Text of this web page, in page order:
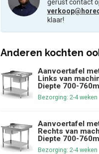
gerust contact
klaar!
Anderen kochten
Aanvoertafel
Links van
Diepte 700-
Bezorging: 2-4 weken
Aanvoertafel
Rechts van
Diepte 700-
Bezorging: 2-4 weken